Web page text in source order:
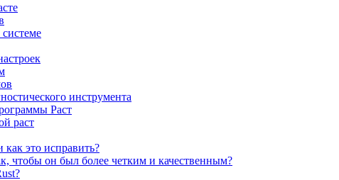
инструмента
Раст
раст
как это исправить?
чтобы он был более четким и качественным?